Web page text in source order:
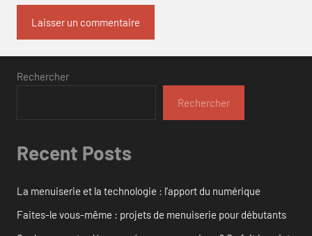
Rechercher
Rechercher
Recent Posts
La menuiserie et la technologie : l’apport du numérique
Faites-le vous-même : projets de menuiserie pour débutants